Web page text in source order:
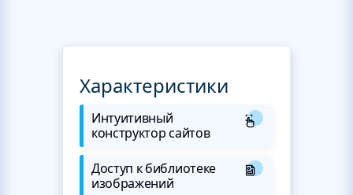
Характеристики
Интуитивный
конструктор сайтов
Доступ к библиотеке
изображений